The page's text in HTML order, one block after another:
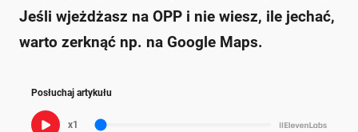
Jeśli wjeżdżasz na OPP i nie wiesz, ile jechać,
warto zerknąć np. na Google Maps.
Posłuchaj artykułu
x1